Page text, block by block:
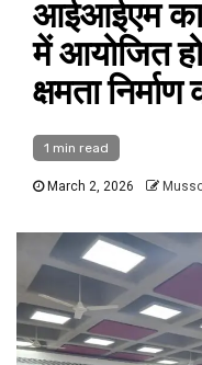
आईआईएम
में आयोजित
क्षमता निर्माण
1 min read
March 2, 2026